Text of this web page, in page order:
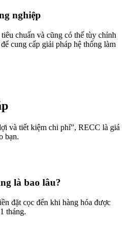
nghiệp
chuẩn và cũng có thể tùy chỉnh
cung cấp giải pháp hệ thống làm
và tiết kiệm chi phí”, RECC là giá
bạn.
là bao lâu?
đặt cọc đến khi hàng hóa được
tháng.